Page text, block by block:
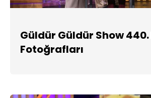
Güldür Güldür Show
Fotoğrafları